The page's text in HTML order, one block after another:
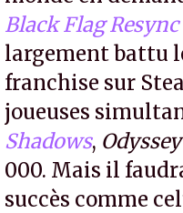
Black Flag Resync
largement battu
franchise sur
joueuses
Shadows, Odyssey
000. Mais il
succès comme